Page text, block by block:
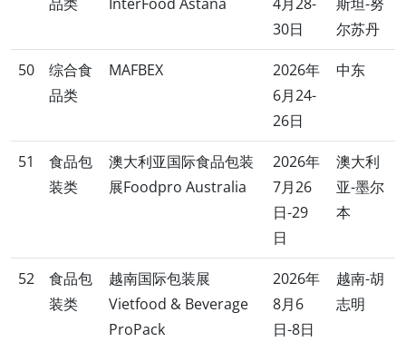
30日
尔苏丹
50
综合食
品类
MAFBEX
2026年
6月24-
26日
中东
51
食品包
装类
澳大利亚国际食品包装
展Foodpro Australia
2026年
7月26
日-29
日
澳大利
亚-墨尔
本
52
食品包
装类
越南国际包装展
Vietfood & Beverage
ProPack
2026年
8月6
日-8日
越南-胡
志明